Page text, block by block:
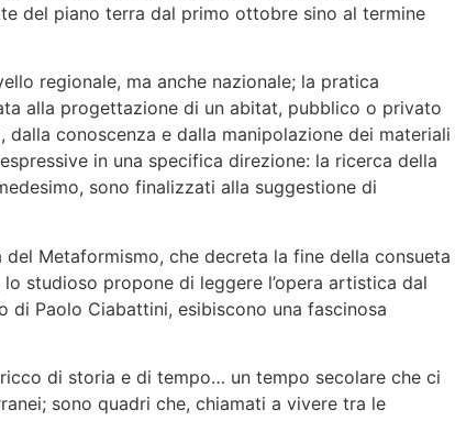
del piano terra dal primo ottobre sino al termine
regionale, ma anche nazionale; la pratica
alla progettazione di un abitat, pubblico o privato
conoscenza e dalla manipolazione dei materiali
in una specifica direzione: la ricerca della
sono finalizzati alla suggestione di
Metaformismo, che decreta la fine della consueta
studioso propone di leggere l’opera artistica dal
di Paolo Ciabattini, esibiscono una fascinosa
di storia e di tempo… un tempo secolare che ci
sono quadri che, chiamati a vivere tra le